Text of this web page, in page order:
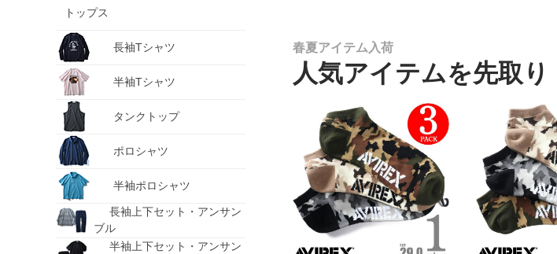
トップス
長袖Tシャツ
半袖Tシャツ
タンクトップ
ポロシャツ
半袖ポロシャツ
長袖上下セット・アンサン
ブル
半袖上下セット・アンサン
春夏アイテム入荷
人気アイテムを先取り